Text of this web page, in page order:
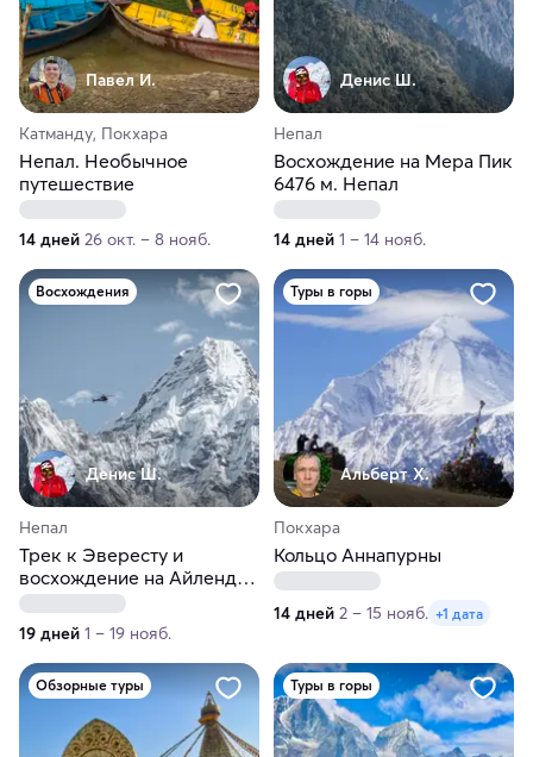
Павел И.
Катманду, Покхара
Непал. Необычное
путешествие
14 дней 26 окт. – 8 нояб.
Денис Ш.
Непал
Восхождение на Мера Пик
6476 м. Непал
14 дней 1 – 14 нояб.
Восхождения
Денис Ш.
Непал
Трек к Эвересту и
восхождение на Айленд-
Пик (6150 м)
19 дней 1 – 19 нояб.
Туры в горы
Альберт Х.
Покхара
Кольцо Аннапурны
14 дней 2 – 15 нояб. +1 дата
Обзорные туры Туры в горы